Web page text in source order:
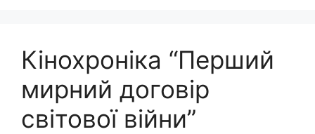
Кінохроніка “Перший
мирний договір
світової війни”